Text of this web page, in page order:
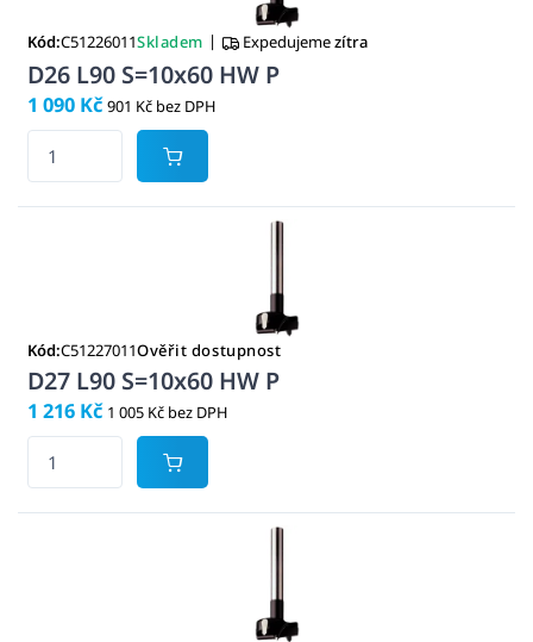
Kód:C51226011Skladem | Expedujemezítra
D26 L90 S=10x60 HW P
1 090 Kč 901 Kč bez DPH
Kód:C51227011Ověřit dostupnost
D27 L90 S=10x60 HW P
1 216 Kč 1 005 Kč bez DPH